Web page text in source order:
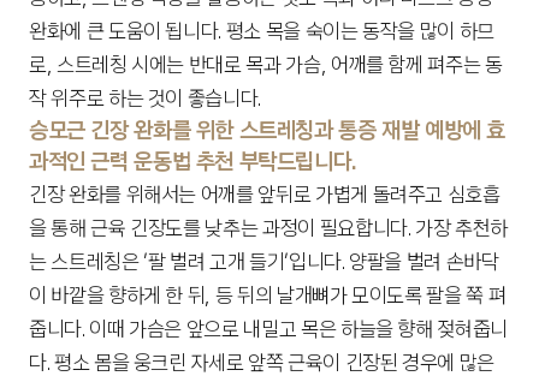
완화에 큰 도움이 됩니다. 평소 목을 숙이는 동작을 많이 하므
로, 스트레칭 시에는 반대로 목과 가슴, 어깨를 함께 펴주는 동
작 위주로 하는 것이 좋습니다.
승모근 긴장 완화를 위한 스트레칭과 통증 재발 예방에 효
과적인 근력 운동법 추천 부탁드립니다.
긴장 완화를 위해서는 어깨를 앞뒤로 가볍게 돌려주고 심호흡
을 통해 근육 긴장도를 낮추는 과정이 필요합니다. 가장 추천하
는 스트레칭은 '팔 벌려 고개 들기'입니다. 양팔을 벌려 손바닥
이 바깥을 향하게 한 뒤, 등 뒤의 날개뼈가 모이도록 팔을 쭉 펴
줍니다. 이때 가슴은 앞으로 내밀고 목은 하늘을 향해 젖혀줍니
다. 평소 몸을 웅크린 자세로 앞쪽 근육이 긴장된 경우에 많은